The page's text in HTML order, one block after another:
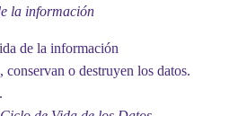
la información
de la información
conservan o destruyen los datos.